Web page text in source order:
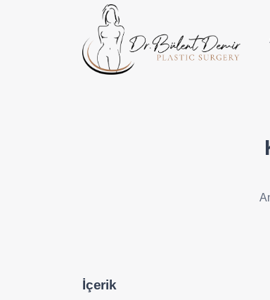
İçerik